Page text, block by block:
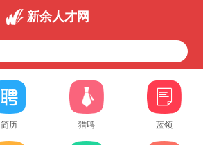
新余人才网
简历 猎聘 蓝领